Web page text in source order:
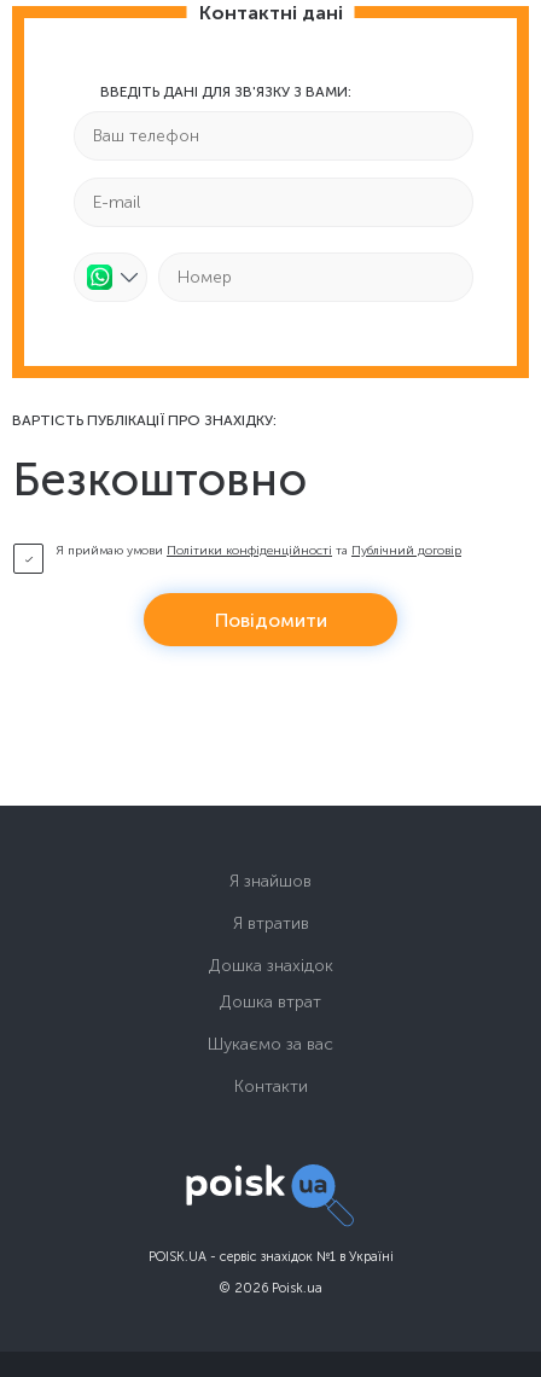
Контактні дані
ВВЕДІТЬ ДАНІ ДЛЯ ЗВ'ЯЗКУ З ВАМИ:
ВАРТІСТЬ ПУБЛІКАЦІЇ ПРО ЗНАХІДКУ:
Безкоштовно
Я приймаю умови Політики конфіденційності та Публічний договір
Повідомити
POISK.UA - сервіс знахідок №1 в Україні
© 2026 Poisk.ua
Я знайшов
Я втратив
Дошка знахідок
Дошка втрат
Шукаємо за вас
Контакти